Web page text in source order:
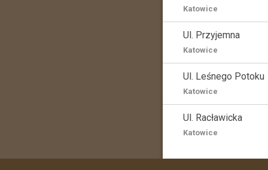
Katowice
Ul. Przyjemna
Katowice
Ul. Leśnego Potoku
Katowice
Ul. Racławicka
Katowice